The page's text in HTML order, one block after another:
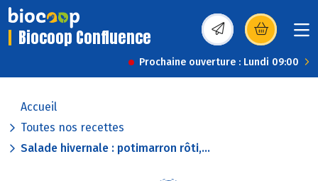
Biocoop Confluence (s’ouvre dans une
Prochaine ouverture : Lundi 09:00
Accueil
Toutes nos recettes
Salade hivernale : potimarron rôti,...